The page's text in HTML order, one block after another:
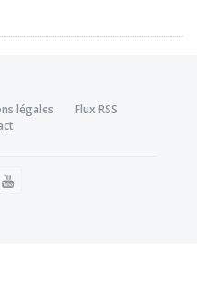
légales
Flux RSS